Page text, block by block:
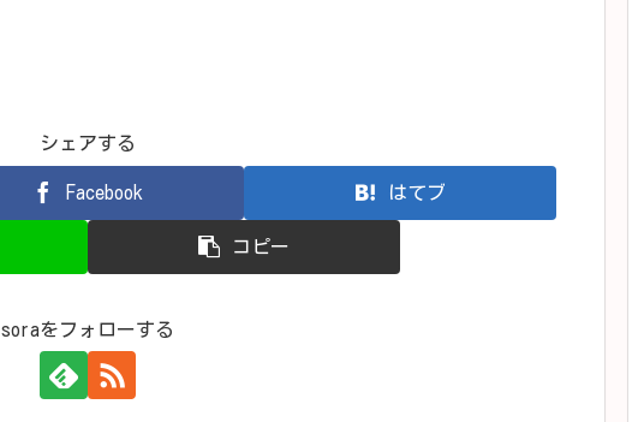
シェアする
Facebook はてブ
コピー
soraをフォローする